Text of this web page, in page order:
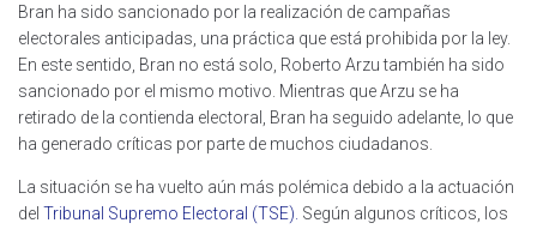
Bran ha sido sancionado por la realización de campañas
electorales anticipadas, una práctica que está prohibida por la ley.
En este sentido, Bran no está solo, Roberto Arzu también ha sido
sancionado por el mismo motivo. Mientras que Arzu se ha
retirado de la contienda electoral, Bran ha seguido adelante, lo que
ha generado críticas por parte de muchos ciudadanos.
La situación se ha vuelto aún más polémica debido a la actuación
del Tribunal Supremo Electoral (TSE). Según algunos críticos, los